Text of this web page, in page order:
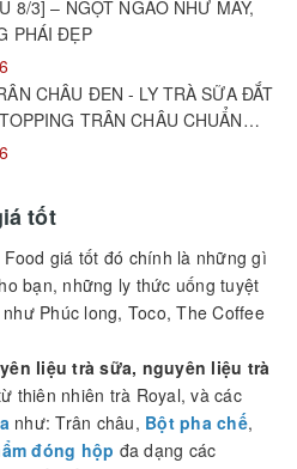
ĐƯỢC BAO LÂU? CÂU TRẢ LỜI
NHIỀU CHỦ QUÁN BẤT NGỜ!
QUÁN CÀ PHÊ
8/3] – NGỌT NGÀO NHƯ MÂY,
PHÁI ĐẸP
CHÂU ĐEN - LY TRÀ SỮA ĐẮT
TRÂN CHÂU CHUẨN